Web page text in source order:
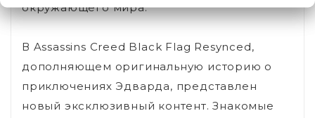
окружающего мира.
В Assassins Creed Black Flag Resynced,
дополняющем оригинальную историю о
приключениях Эдварда, представлен
новый эксклюзивный контент. Знакомые